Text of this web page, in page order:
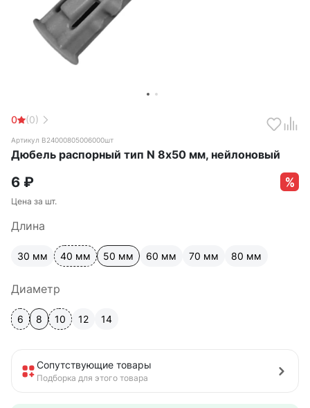
0 (0)
Артикул B24000805006000шт
Дюбель распорный тип N 8х50 мм, нейлоновый
6 ₽
Цена за шт.
Длина
30 мм 40 мм 50 мм 60 мм 70 мм 80 мм
Диаметр
6 8 10 12 14
Сопутствующие товары
Подборка для этого товара